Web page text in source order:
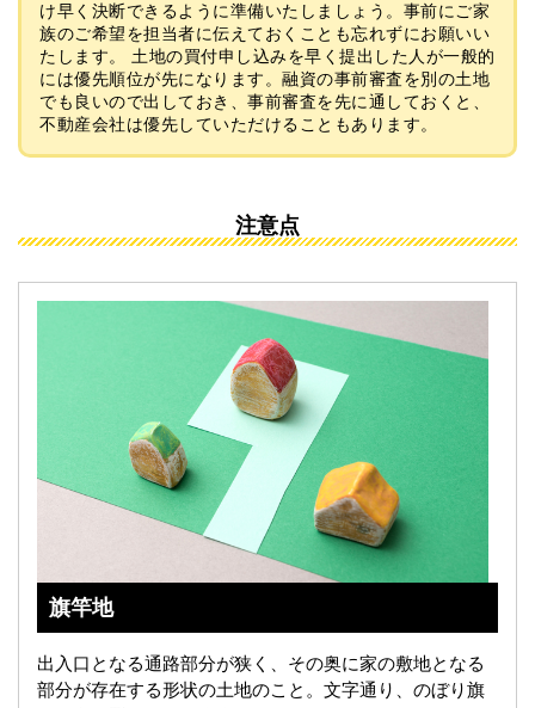
け早く決断できるように準備いたしましょう。事前にご家
族のご希望を担当者に伝えておくことも忘れずにお願いい
たします。 土地の買付申し込みを早く提出した人が一般的
には優先順位が先になります。融資の事前審査を別の土地
でも良いので出しておき、事前審査を先に通しておくと、
不動産会社は優先していただけることもあります。
注意点
旗竿地
出入口となる通路部分が狭く、その奥に家の敷地となる
部分が存在する形状の土地のこと。 文字通り、のぼり旗